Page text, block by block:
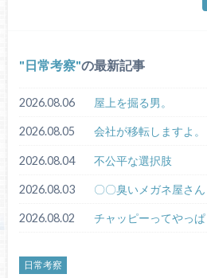
日常考察 の最新記事
2026.08.06 屋上を掘る男。
2026.08.05 会社が移転しますよ。
2026.08.04 不公平な選択肢
2026.08.03 〇〇臭いメガネ屋さん
2026.08.02 チャッピーってやっぱ
日常考察